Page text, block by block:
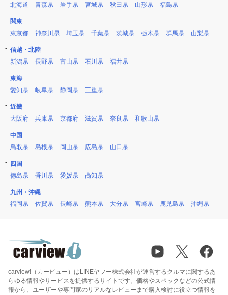
北海道
青森県 岩手県 宮城県 秋田県 山形県 福島県
関東
東京都
神奈川県 埼玉県 千葉県 茨城県 栃木県 群馬県 山梨県
信越・北陸
新潟県
長野県 富山県 石川県 福井県
東海
愛知県
岐阜県 静岡県 三重県
近畿
大阪府
兵庫県 京都府 滋賀県 奈良県 和歌山県
中国
鳥取県
島根県 岡山県 広島県 山口県
四国
徳島県
香川県 愛媛県 高知県
九州・沖縄
福岡県
佐賀県 長崎県 熊本県 大分県 宮崎県 鹿児島県 沖縄県
carview!（カービュー）はLINEヤフー株式会社が運営するクルマに関するあ
らゆる情報やサービスを提供するサイトです。価格やスペックなどの公式情
報から、ユーザーや専門家のリアルなレビューまで購入検討に役立つ情報を